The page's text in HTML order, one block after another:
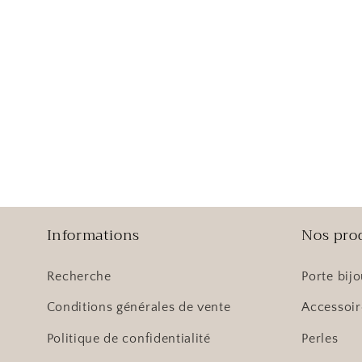
Informations
Recherche
Conditions générales de vente
Politique de confidentialité
Nos
Porte
Perles